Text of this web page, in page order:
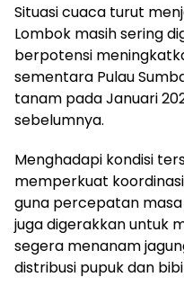
Situasi cuaca turut
Lombok masih sering
berpotensi
sementara Pulau
tanam pada Januari
sebelumnya.
Menghadapi kondisi
memperkuat
guna percepatan
juga digerakkan untuk
segera menanam
distribusi pupuk dan